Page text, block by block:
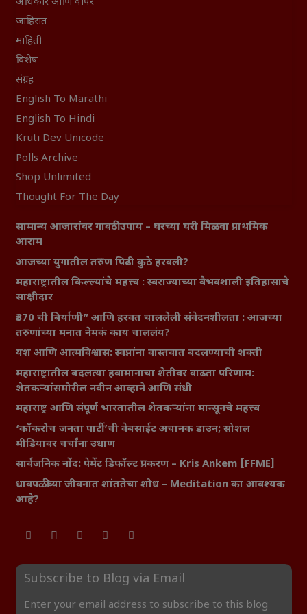
जाहिरात
माहिती
विशेष
संग्रह
English To Marathi
English To Hindi
Kruti Dev Unicode
Polls Archive
Shop Unlimited
Thought For The Day
सामान्य आजारांवर गावठी उपाय – घरच्या घरी मिळवा प्राथमिक
आराम
आजच्या युगातील तरुण पिढी कुठे हरवली?
महाराष्ट्रातील किल्ल्यांचे महत्त्व : स्वराज्याच्या वैभवशाली इतिहासाचे
साक्षीदार
₹370 ची बिर्याणी” आणि हरवत चाललेली संवेदनशीलता : आजच्या
तरुणांच्या मनात नेमकं काय चाललंय?
यश आणि आत्मविश्वास: स्वप्नांना वास्तवात बदलण्याची शक्ती
महाराष्ट्रातील बदलत्या हवामानाचा शेतीवर वाढता परिणाम:
शेतकऱ्यांसमोरील नवीन आव्हाने आणि संधी
महाराष्ट्र आणि संपूर्ण भारतातील शेतकऱ्यांना मान्सूनचे महत्त्व
‘कॉकरोच जनता पार्टी’ची वेबसाईट अचानक डाउन; सोशल
मीडियावर चर्चांना उधाण
सार्वजनिक नोंद: पेमेंट डिफॉल्ट प्रकरण – Kris Ankem [FFME]
धावपळीच्या जीवनात शांततेचा शोध – Meditation का आवश्यक
आहे?
Subscribe to Blog via Email
Enter your email address to subscribe to this blog